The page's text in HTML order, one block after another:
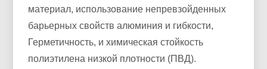
материал, использование непревзойденных
барьерных свойств алюминия и гибкости,
Герметичность, и химическая стойкость
полиэтилена низкой плотности (ПВД).